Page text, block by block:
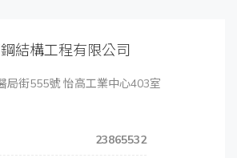
結構工程有限公司
局街555號 怡高工業中心403室
23865532